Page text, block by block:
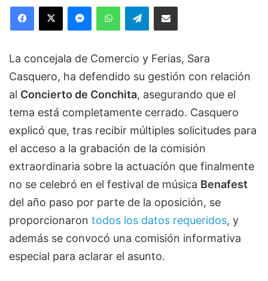
Facebook
X MessengerWhatsAppTelegramCompartir via Email
La concejala de Comercio y Ferias, Sara
Casquero, ha defendido su gestión con relación
al Concierto de Conchita, asegurando que el
tema está completamente cerrado. Casquero
explicó que, tras recibir múltiples solicitudes para
el acceso a la grabación de la comisión
extraordinaria sobre la actuación que finalmente
no se celebró en el festival de música Benafest
del año paso por parte de la oposición, se
proporcionaron todos los datos requeridos, y
además se convocó una comisión informativa
especial para aclarar el asunto.